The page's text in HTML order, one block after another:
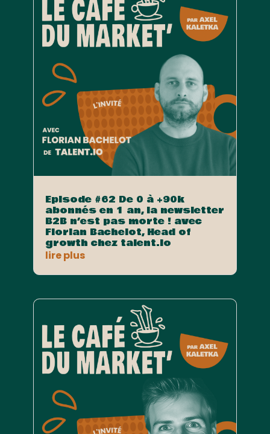
Episode #62 De 0 à +90k
abonnés en 1 an, la newsletter
B2B n’est pas morte ! avec
Florian Bachelot, Head of
growth chez talent.io
lire plus